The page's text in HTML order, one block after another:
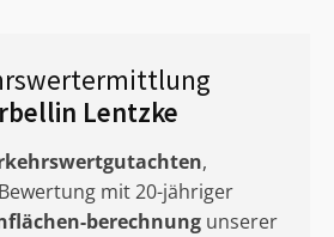
Lentzke
,
Bewertung mit 20-jähriger
berechnung unserer